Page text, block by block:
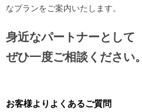
なプランをご案内いたします。
身近なパートナーとして
ぜひ一度ご相談ください。
お客様よりよくあるご質問